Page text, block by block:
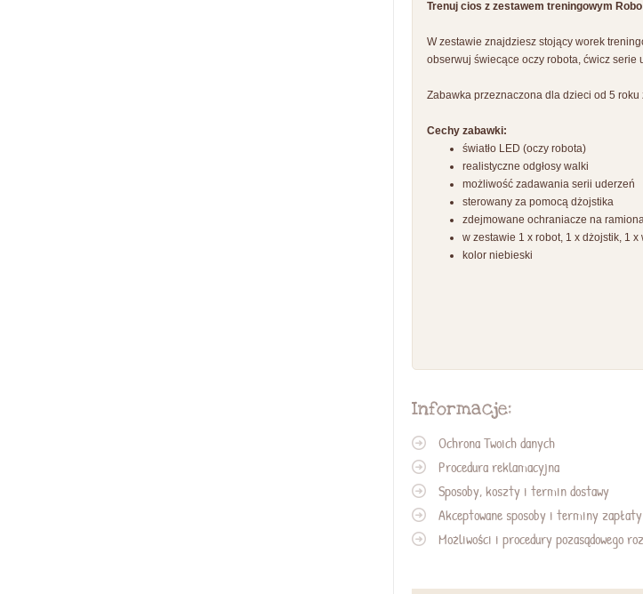
Trenuj cios z zestawem treningowym
W zestawie znajdziesz stojący worek
obserwuj świecące oczy robota, ćwicz
Zabawka przeznaczona dla dzieci od 5 roku
Cechy zabawki:
światło LED (oczy robota)
realistyczne odgłosy walki
możliwość zadawania serii uderzeń
sterowany za pomocą dżojstika
zdejmowane ochraniacze na ramiona
w zestawie 1 x robot, 1 x dżojstik, 1
kolor niebieski
Informacje:
Ochrona Twoich danych
Procedura reklamacyjna
Sposoby, koszty i termin dostawy
Akceptowane sposoby i terminy zapłaty
Możliwości i procedury pozasądowego